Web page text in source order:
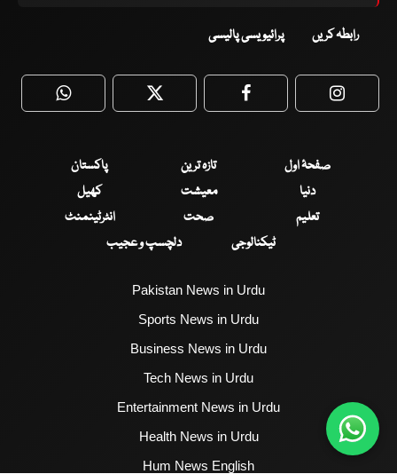
رابطہ کریں پرائیویسی پالیسی
WhatsApp Twitter Facebook
صفحۂ اول تازہ ترین
پاکستان
دنیا
معیشت
کھیل
تعلیم
صحت
انٹرٹینمنٹ
ٹیکنالوجی
دلچسپ و عجیب
Pakistan News in Urdu
Sports News in Urdu
Business News in Urdu
Tech News in Urdu
Entertainment News in Urdu
Health News in Urdu
Hum News English